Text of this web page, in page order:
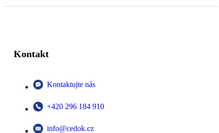
Kontakt
Kontaktujte nás
+420 296 184 910
info@cedok.cz